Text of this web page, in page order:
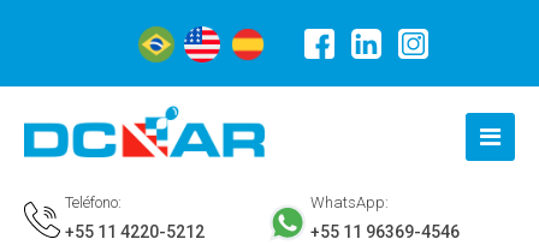
Teléfono:
+55 11 4220-5212
WhatsApp:
+55 11 96369-4546